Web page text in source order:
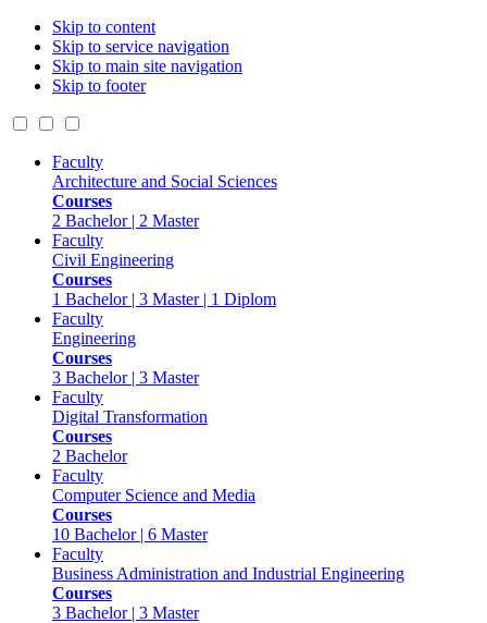
Skip to content
Skip to service navigation
Skip to main site navigation
Skip to footer
Faculty
Architecture and Social Sciences
Courses
2 Bachelor | 2 Master
Faculty
Civil Engineering
Courses
1 Bachelor | 3 Master | 1 Diplom
Faculty
Engineering
Courses
3 Bachelor | 3 Master
Faculty
Digital Transformation
Courses
2 Bachelor
Faculty
Computer Science and Media
Courses
10 Bachelor | 6 Master
Faculty
Business Administration and Industrial Engineering
Courses
3 Bachelor | 3 Master